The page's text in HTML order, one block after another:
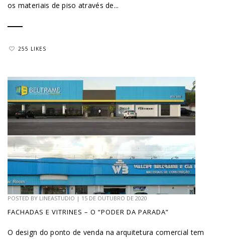
os materiais de piso através de...
255 LIKES
POSTED BY LINEASTUDIO | 15 DE OUTUBRO DE 2020
FACHADAS E VITRINES – O “PODER DA PARADA”
O design do ponto de venda na arquitetura comercial tem